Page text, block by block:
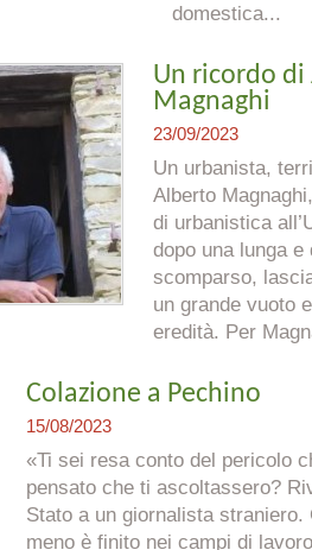
domestica...
Un ricordo
Magnaghi
23/09/2023
Un urbanista,
Alberto
di urbanistica
dopo una lunga
scomparso,
un grande vuoto
eredità. Per
Colazione a Pechino
15/08/2023
«Ti sei resa conto del pericolo
pensato che ti ascoltassero?
Stato a un giornalista straniero.
meno è finito nei campi di